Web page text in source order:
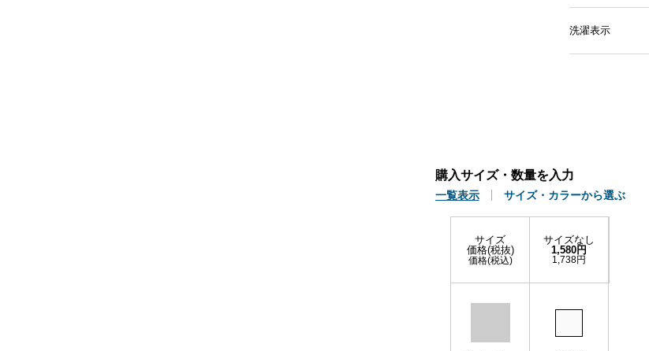
洗濯表示
購入サイズ・数量を入力
一覧表示 サイズ・カラーから選ぶ
サイズ
価格(税抜)
価格(税込)
サイズなし
1,580円
1,738円